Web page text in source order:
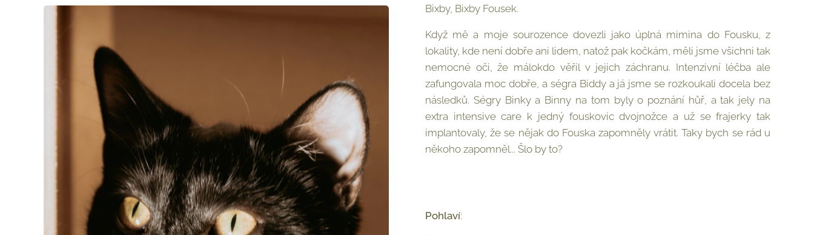
Bixby, Bixby Fousek.
Když mě a moje sourozence dovezli jako úplná mimina do Fousku, z
lokality, kde není dobře ani lidem, natož pak kočkám, měli jsme všichni tak
nemocné oči, že málokdo věřil v jejich záchranu. Intenzivní léčba ale
zafungovala moc dobře, a ségra Biddy a já jsme se rozkoukali docela bez
následků. Ségry Binky a Binny na tom byly o poznání hůř, a tak jely na
extra intensive care k jedný fouskovic dvojnožce a už se frajerky tak
implantovaly, že se nějak do Fouska zapomněly vrátit. Taky bych se rád u
někoho zapomněl... Šlo by to?
Pohlaví: ♂︎